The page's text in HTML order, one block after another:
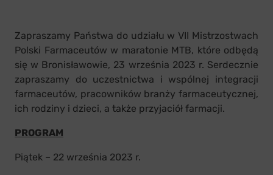
Zapraszamy Państwa do udziału w VII Mistrzostwach
Polski Farmaceutów w maratonie MTB, które odbędą
się w Bronisławowie, 23 września 2023 r. Serdecznie
zapraszamy do uczestnictwa i wspólnej integracji
farmaceutów, pracowników branży farmaceutycznej,
ich rodziny i dzieci, a także przyjaciół farmacji.
PROGRAM
Piątek – 22 września 2023 r.
Kontakt